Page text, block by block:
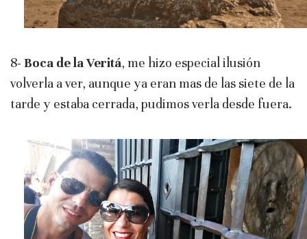
8- Boca de la Veritá, me hizo especial ilusión
volverla a ver, aunque ya eran mas de las siete de la
tarde y estaba cerrada, pudimos verla desde fuera.